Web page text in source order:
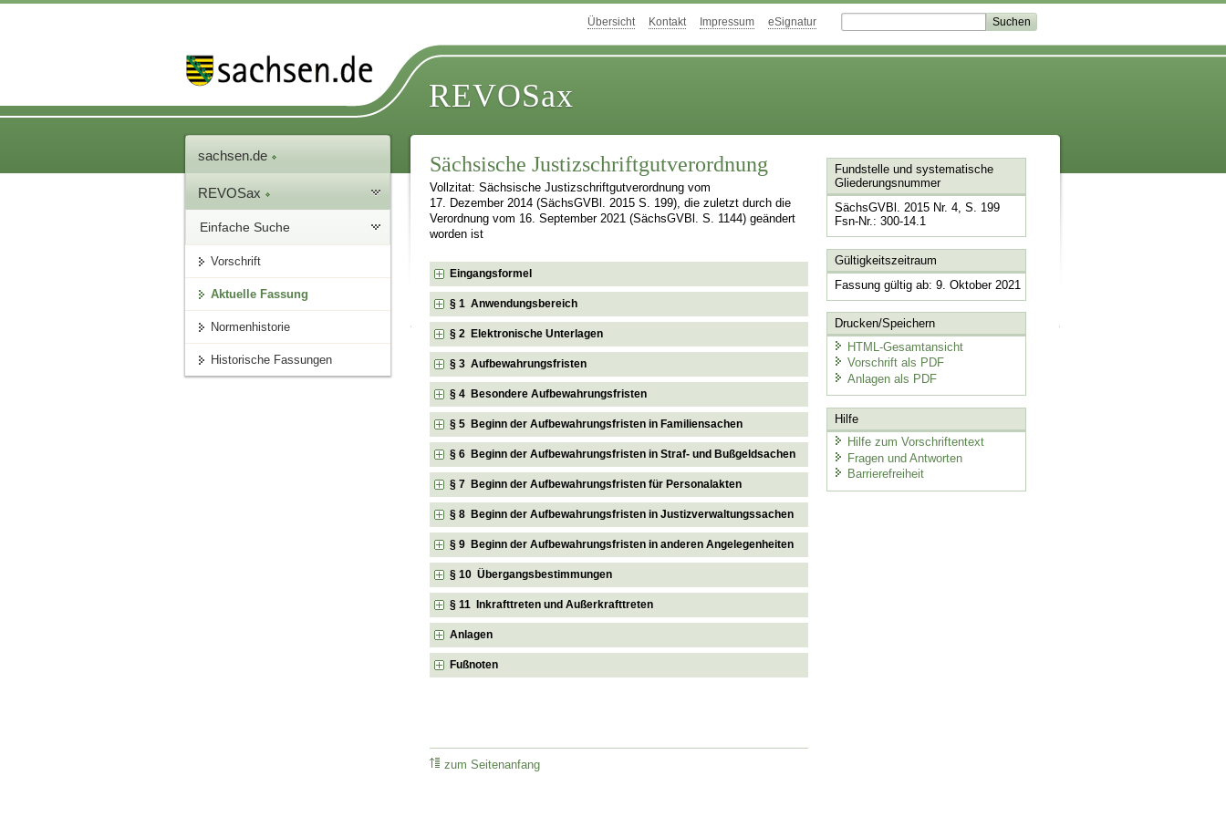
Übersicht Kontakt Impressum eSignatur
REVOSax
sachsen.de
REVOSax
Einfache Suche
Vorschrift
Aktuelle Fassung
Normenhistorie
Historische Fassungen
Sächsische Justizschriftgutverordnung
Vollzitat: Sächsische Justizschriftgutverordnung vom
17. Dezember 2014 (SächsGVBl. 2015 S. 199), die zuletzt durch die
Verordnung vom 16. September 2021 (SächsGVBl. S. 1144) geändert
worden ist
Eingangsformel
§ 1 Anwendungsbereich
§ 2 Elektronische Unterlagen
§ 3 Aufbewahrungsfristen
§ 4 Besondere Aufbewahrungsfristen
§ 5 Beginn der Aufbewahrungsfristen in Familiensachen
§ 6 Beginn der Aufbewahrungsfristen in Straf- und Bußgeldsachen
§ 7 Beginn der Aufbewahrungsfristen für Personalakten
§ 8 Beginn der Aufbewahrungsfristen in Justizverwaltungssachen
§ 9 Beginn der Aufbewahrungsfristen in anderen Angelegenheiten
§ 10 Übergangsbestimmungen
§ 11 Inkrafttreten und Außerkrafttreten
Anlagen
Fußnoten
zum Seitenanfang
Fundstelle und systematische
Gliederungsnummer
SächsGVBl. 2015 Nr. 4, S. 199
Fsn-Nr.: 300-14.1
Gültigkeitszeitraum
Fassung gültig ab: 9. Oktober 2021
Drucken/Speichern
HTML-Gesamtansicht
Vorschrift als PDF
Anlagen als PDF
Hilfe
Hilfe zum Vorschriftentext
Fragen und Antworten
Barrierefreiheit